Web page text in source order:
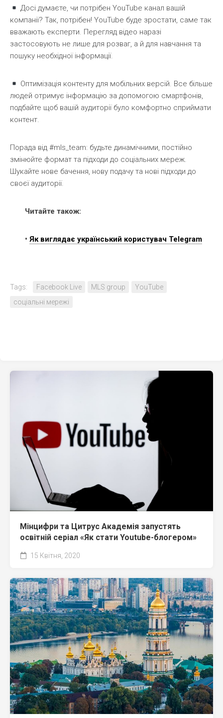
Досі думаєте, чи потрібен YouTube канал вашій
компанії? Так, потрібен! YouTube буде зростати, саме так
вважають експерти. Перегляд відео наразі
застосовують не лише для розваг, а й для навчання та
пошуку необхідної інформації.
Оптимізація контенту для мобільних версій. Все більше
людей отримує інформацію за допомогою смартфонів,
подбайте щоб вашій аудиторії було комфортно сприймати
контент.
Порада від #mls_team: будьте динамічними, постійно
змінюйте формат та підходи до соціальних мереж.
Шукайте нове бачення, нову подачу та нові підходи до
своєї аудиторії.
Читайте також:
• Як виглядає український користувач Telegram
Tags: Facebook Live MLS group
YouTube
соціальні мережі
Мінцифри та Цитрус Академія запустять
освітній серіал «Як стати Youtube-блогером»
15 Квітня, 2020